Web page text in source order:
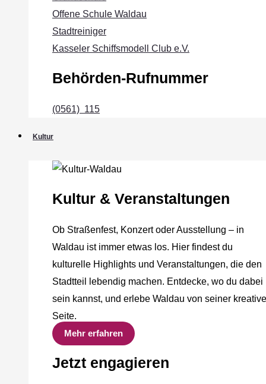
Offene Schule Waldau
Stadtreiniger
Kasseler Schiffsmodell Club e.V.
Behörden-Rufnummer
(0561) 115
Kultur
Kultur & Veranstaltungen
Ob Straßenfest, Konzert oder Ausstellung – in
Waldau ist immer etwas los. Hier findest du
kulturelle Highlights und Veranstaltungen, die den
Stadtteil lebendig machen. Entdecke, wo du dabei
sein kannst, und erlebe Waldau von seiner
Seite.
Mehr erfahren
Jetzt engagieren